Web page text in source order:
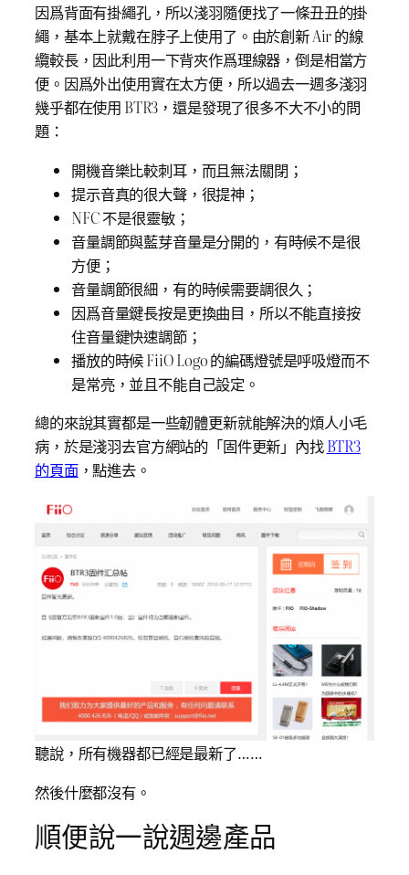
因爲背面有掛繩孔，所以淺羽隨便找了一條丑丑的掛
繩，基本上就戴在脖子上使用了。由於創新 Air 的線
纜較長，因此利用一下背夾作爲理線器，倒是相當方
便。因爲外出使用實在太方便，所以過去一週多淺羽
幾乎都在使用 BTR3，還是發現了很多不大不小的問
題：
開機音樂比較刺耳，而且無法關閉；
提示音真的很大聲，很提神；
NFC 不是很靈敏；
音量調節與藍芽音量是分開的，有時候不是很
方便；
音量調節很細，有的時候需要調很久；
因爲音量鍵長按是更換曲目，所以不能直接按
住音量鍵快速調節；
播放的時候 FiiO Logo 的編碼燈號是呼吸燈而不
是常亮，並且不能自己設定。
總的來說其實都是一些韌體更新就能解決的煩人小毛
病，於是淺羽去官方網站的「固件更新」內找BTR3
的頁面，點進去。
聽說，所有機器都已經是最新了……
然後什麼都沒有。
順便說一說週邊產品